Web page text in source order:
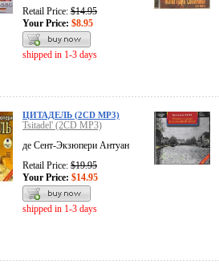
Retail Price: $14.95
Your Price: $8.95
shipped in 1-3 days
ЦИТАДЕЛЬ (2CD MP3)
Tsitadel' (2CD MP3)
де Сент-Экзюпери Антуан
Retail Price: $19.95
Your Price: $14.95
shipped in 1-3 days